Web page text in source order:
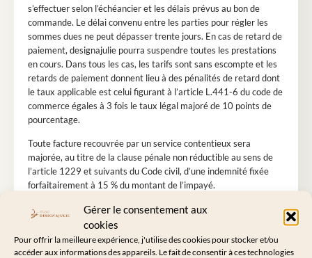
Gérer le consentement aux
cookies
Pour offrir la meilleure expérience, j'utilise des cookies pour stocker et/ou
accéder aux informations des appareils. Le fait de consentir à ces technologies
s’effectuer selon l’échéancier et les délais prévus au bon de
commande. Le délai convenu entre les parties pour régler les
sommes dues ne peut dépasser trente jours. En cas de retard de
paiement, designajulie pourra suspendre toutes les prestations
en cours. Dans tous les cas, les tarifs sont sans escompte et les
retards de paiement donnent lieu à des pénalités de retard dont
le taux applicable est celui figurant à l’article L.441-6 du code de
commerce égales à 3 fois le taux légal majoré de 10 points de
pourcentage.
Toute facture recouvrée par un service contentieux sera
majorée, au titre de la clause pénale non réductible au sens de
l’article 1229 et suivants du Code civil, d’une indemnité fixée
forfaitairement à 15 % du montant de l’impayé.
En aucun cas, les paiements ne peuvent être suspendus ni faire
l’objet d’une quelconque compensation sans l’accord écrit et
préalable de designajulie. Tout paiement partiel s’imputera
d’abord sur la partie non privilégiée de la créance, puis sur les